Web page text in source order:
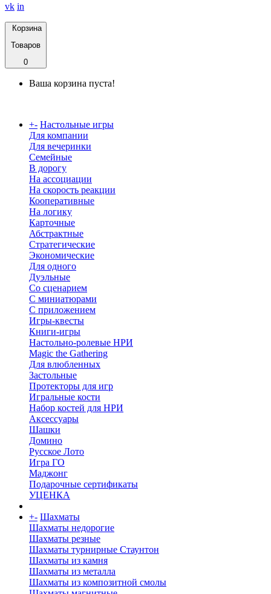
vk in
Корзина
Товаров
0
Ваша корзина пуста!
+- Настольные игры
Для компании
Для вечеринки
Семейные
В дорогу
На ассоциации
На скорость реакции
Кооперативные
На логику
Карточные
Абстрактные
Стратегические
Экономические
Для одного
Дуэльные
Со сценарием
С миниатюрами
С приложением
Игры-квесты
Книги-игры
Настольно-ролевые НРИ
Magic the Gathering
Для влюбленных
Застольные
Протекторы для игр
Игральные кости
Набор костей для НРИ
Аксессуары
Шашки
Домино
Русское Лото
Игра ГО
Маджонг
Подарочные сертификаты
УЦЕНКА
+- Шахматы
Шахматы недорогие
Шахматы резные
Шахматы турнирные Стаунтон
Шахматы из камня
Шахматы из металла
Шахматы из композитной смолы